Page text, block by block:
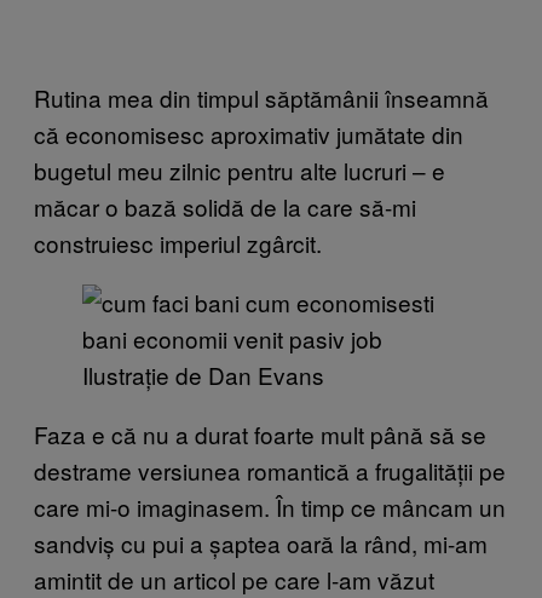
Rutina mea din timpul săptămânii înseamnă
că economisesc aproximativ jumătate din
bugetul meu zilnic pentru alte lucruri – e
măcar o bază solidă de la care să-mi
construiesc imperiul zgârcit.
Ilustrație de Dan Evans
Faza e că nu a durat foarte mult până să se
destrame versiunea romantică a frugalității pe
care mi-o imaginasem. În timp ce mâncam un
sandviș cu pui a șaptea oară la rând, mi-am
amintit de un articol pe care l-am văzut